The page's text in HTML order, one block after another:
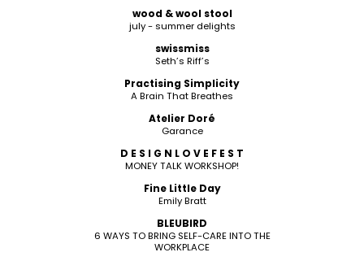
wood & wool stool
july - summer delights
swissmiss
Seth’s Riff’s
Practising Simplicity
A Brain That Breathes
Atelier Doré
Garance
D E S I G N L O V E F E S T
MONEY TALK WORKSHOP!
Fine Little Day
Emily Bratt
BLEUBIRD
6 WAYS TO BRING SELF-CARE INTO THE
WORKPLACE